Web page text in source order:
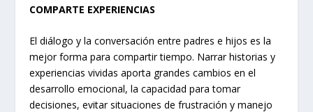
COMPARTE EXPERIENCIAS
El diálogo y la conversación entre padres e hijos es la
mejor forma para compartir tiempo. Narrar historias y
experiencias vividas aporta grandes cambios en el
desarrollo emocional, la capacidad para tomar
decisiones, evitar situaciones de frustración y manejo